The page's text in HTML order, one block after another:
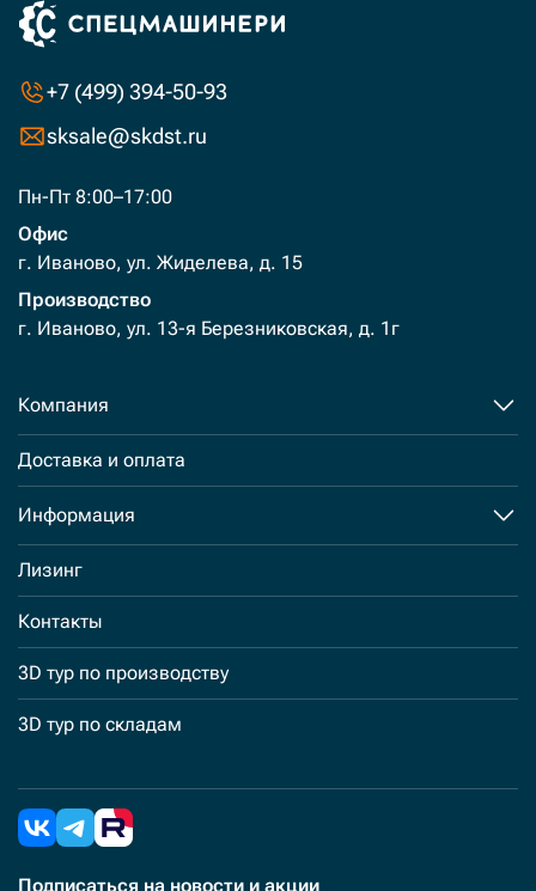
+7 (499) 394-50-93
sksale@skdst.ru
Пн-Пт 8:00–17:00
Офис
г. Иваново, ул. Жиделева, д. 15
Производство
г. Иваново, ул. 13-я Березниковская, д. 1г
Компания
Доставка и оплата
Информация
Лизинг
Контакты
3D тур по производству
3D тур по складам
Подписаться на новости и акции